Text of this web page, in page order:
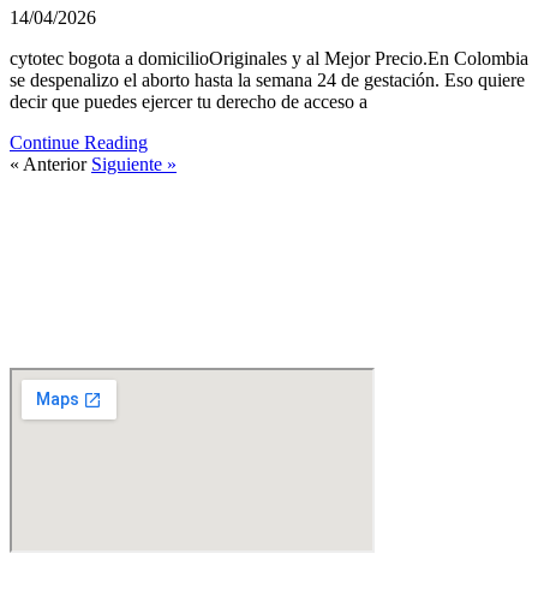
14/04/2026
cytotec bogota a domicilioOriginales y al Mejor Precio.En Colombia
se despenalizo el aborto hasta la semana 24 de gestación. Eso quiere
decir que puedes ejercer tu derecho de acceso a
Continue Reading
« Anterior Siguiente »